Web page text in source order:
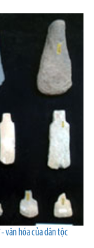
văn hóa của dân tộc